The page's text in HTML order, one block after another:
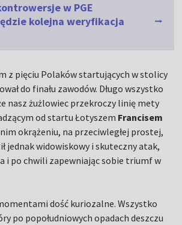
w PGE
kolejna weryfikacja
z pięciu Polaków startujących w stolicy
do finału zawodów. Długo wszystko
nasz żużlowiec przekroczy linię mety
od startu Łotyszem Francisem
okrążeniu, na przeciwległej prostej,
jednak widowiskowy i skuteczny atak,
i po chwili zapewniając sobie triumf w
dość kuriozalne. Wszystko
po popołudniowych opadach deszczu